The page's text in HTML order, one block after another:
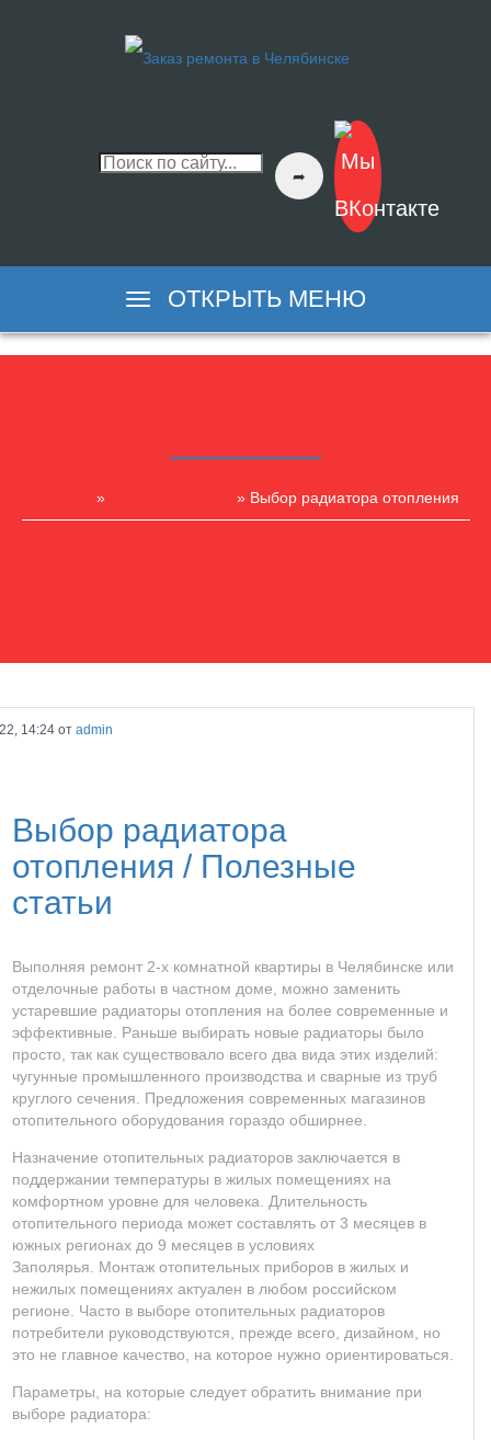
➦
ОТКРЫТЬ МЕНЮ
» » Выбор радиатора отопления
14:24 от admin
Выбор радиатора
отопления / Полезные
статьи
Выполняя ремонт 2-х комнатной квартиры в Челябинске или
отделочные работы в частном доме, можно заменить
устаревшие радиаторы отопления на более современные и
эффективные. Раньше выбирать новые радиаторы было
просто, так как существовало всего два вида этих изделий:
чугунные промышленного производства и сварные из труб
круглого сечения. Предложения современных магазинов
отопительного оборудования гораздо обширнее.
Назначение отопительных радиаторов заключается в
поддержании температуры в жилых помещениях на
комфортном уровне для человека. Длительность
отопительного периода может составлять от 3 месяцев в
южных регионах до 9 месяцев в условиях
Заполярья.
Монтаж отопительных приборов в жилых и
нежилых помещениях актуален в любом российском
регионе. Часто в выборе отопительных радиаторов
потребители руководствуются, прежде всего, дизайном, но
это не главное качество, на которое нужно ориентироваться.
Параметры, на которые следует обратить внимание при
выборе радиатора: